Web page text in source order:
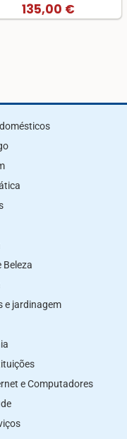
135,00 €
Beleza
e jardinagem
e Computadores